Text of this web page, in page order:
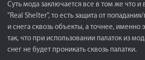
Суть мода заключается все в том же что и
"Real Shelter", то есть защита от
и снега сквозь объекты, а точнее, именно
так, что при использовании палаток из
снег не будет проникать сквозь палатки.